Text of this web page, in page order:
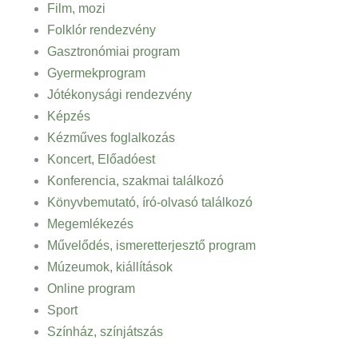
Film, mozi
Folklór rendezvény
Gasztronómiai program
Gyermekprogram
Jótékonysági rendezvény
Képzés
Kézműves foglalkozás
Koncert, Előadóest
Konferencia, szakmai találkozó
Könyvbemutató, író-olvasó találkozó
Megemlékezés
Művelődés, ismeretterjesztő program
Múzeumok, kiállítások
Online program
Sport
Színház, színjátszás